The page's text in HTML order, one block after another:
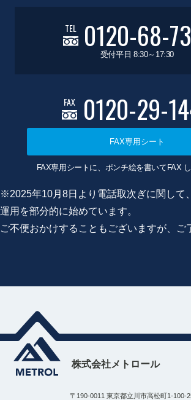
TEL 0120-68-
受付平日 8:30～17:30
FAX 0120-29-
FAX専用シート
FAX専用シートに、ポンチ絵を書いてFAX し
※2025年10月8日より電話取次ぎに関して
運用を部分的に始めています。
ご不便おかけすることもございますが、ご
株式会社メトロール
〒190-0011 東京都立川市高松町1-100-